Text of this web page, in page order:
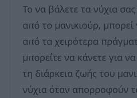
Το να βάλετε τα νύχια
από το μανικιούρ, μπορεί
από τα χειρότερα
μπορείτε να κάνετε για
τη διάρκεια ζωής του
νύχια όταν απορροφούν